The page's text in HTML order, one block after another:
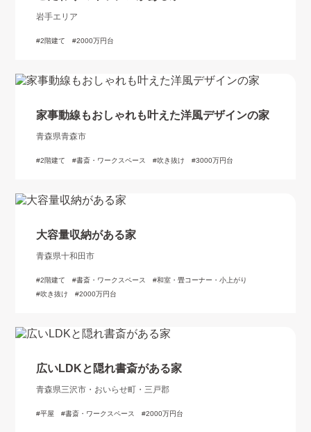
岩手エリア
2階建て 2000万円台
家事動線もおしゃれも叶えた洋風デザインの家
青森県青森市
2階建て 書斎・ワークスペース 吹き抜け 3000万円台
大容量収納がある家
青森県十和田市
2階建て 書斎・ワークスペース
和室・畳コーナー・小上がり
吹き抜け
2000万円台
広いLDKと隠れ書斎がある家
青森県三沢市・おいらせ町・三戸郡
平屋 書斎・ワークスペース 2000万円台